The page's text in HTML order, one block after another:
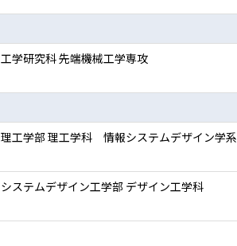
工学研究科 先端機械工学専攻
理工学部 理工学科 情報システムデザイン学系
システムデザイン工学部 デザイン工学科